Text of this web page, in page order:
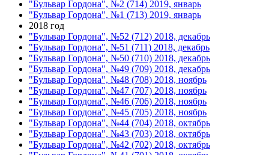
"Бульвар Гордона", №2 (714) 2019, январь
"Бульвар Гордона", №1 (713) 2019, январь
2018 год
"Бульвар Гордона", №52 (712) 2018, декабрь
"Бульвар Гордона", №51 (711) 2018, декабрь
"Бульвар Гордона", №50 (710) 2018, декабрь
"Бульвар Гордона", №49 (709) 2018, декабрь
"Бульвар Гордона", №48 (708) 2018, ноябрь
"Бульвар Гордона", №47 (707) 2018, ноябрь
"Бульвар Гордона", №46 (706) 2018, ноябрь
"Бульвар Гордона", №45 (705) 2018, ноябрь
"Бульвар Гордона", №44 (704) 2018, октябрь
"Бульвар Гордона", №43 (703) 2018, октябрь
"Бульвар Гордона", №42 (702) 2018, октябрь